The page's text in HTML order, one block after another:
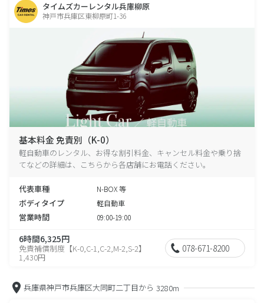
タイムズカーレンタル兵庫柳原
神戸市兵庫区東柳原町1-36
基本料金 免責別（K-0）
軽自動車のレンタル、お得な割引料金、キャンセル料金や乗り捨
てなどの詳細は、こちらから各店舗にお電話ください。
代表車種 N-BOX 等
ボディタイプ 軽自動車
営業時間 09:00-19:00
6時間6,325円
免責補償制度【K-0,C-1,C-2,M-2,S-2】
1,430円
078-671-8200
兵庫県神戸市兵庫区大同町二丁目から 3280m